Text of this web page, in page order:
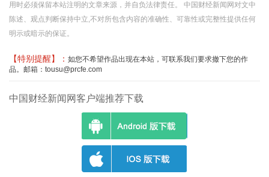
用时必须保留本站注明的文章来源，并自负法律责任。 中国财经新闻网对文中
陈述、观点判断保持中立,不对所包含内容的准确性、可靠性或完整性提供任何
明示或暗示的保证。
【特别提醒】： 如您不希望作品出现在本站，可联系我们要求撤下您的作
品。邮箱：tousu@prcfe.com
中国财经新闻网客户端推荐下载